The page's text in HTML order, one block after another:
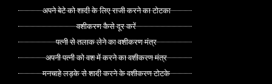
अपने बेटे को शादी के लिए राजी करने का टोटका
वशीकरण कैसे दूर करें
पत्नी से तलाक लेने का वशीकरण मंत्र
अपनी पत्नी को वश में करने का वशीकरण मंत्र
मनचाहे लड़के से शादी करने के वशीकरण टोटके